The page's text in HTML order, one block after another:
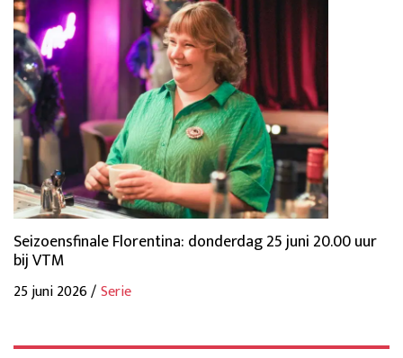
Seizoensfinale Florentina: donderdag 25 juni 20.00 uur
bij VTM
25 juni 2026 /Serie